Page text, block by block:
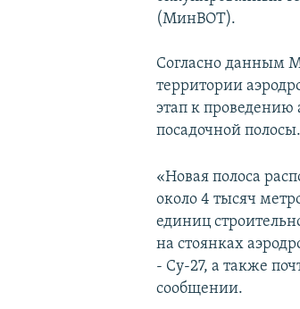
(МинВОТ).
Согласно данным
территории
этап к проведению
посадочной полосы.
«Новая полоса
около 4 тысяч
единиц
на стоянках
- Су-27, а также
сообщении.